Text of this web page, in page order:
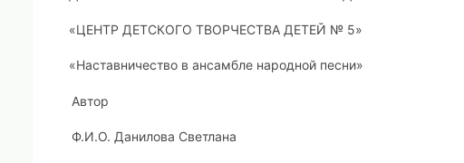
«ЦЕНТР ДЕТСКОГО ТВОРЧЕСТВА ДЕТЕЙ № 5»
«Наставничество в ансамбле народной песни»
Автор
Ф.И.О. Данилова Светлана